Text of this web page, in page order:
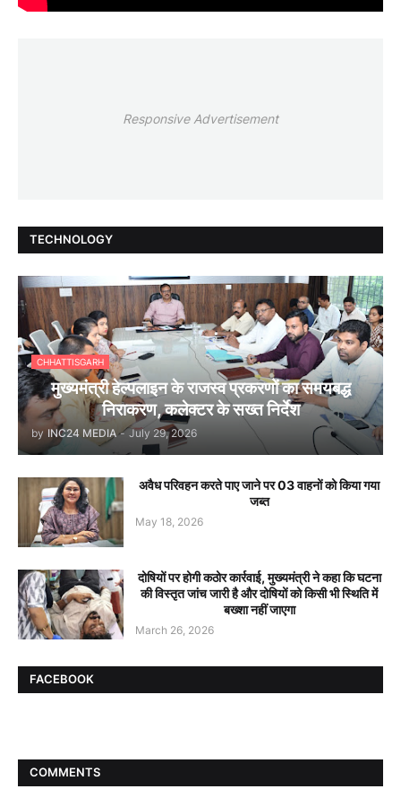
Responsive Advertisement
TECHNOLOGY
CHHATTISGARH
मुख्यमंत्री हेल्पलाइन के राजस्व प्रकरणों का समयबद्ध
निराकरण, कलेक्टर के सख्त निर्देश
by INC24 MEDIA - July 29, 2026
अवैध परिवहन करते पाए जाने पर 03 वाहनों को किया गया
जब्त
May 18, 2026
दोषियों पर होगी कठोर कार्रवाई, मुख्यमंत्री ने कहा कि घटना
की विस्तृत जांच जारी है और दोषियों को किसी भी स्थिति में
बख्शा नहीं जाएगा
March 26, 2026
FACEBOOK
COMMENTS